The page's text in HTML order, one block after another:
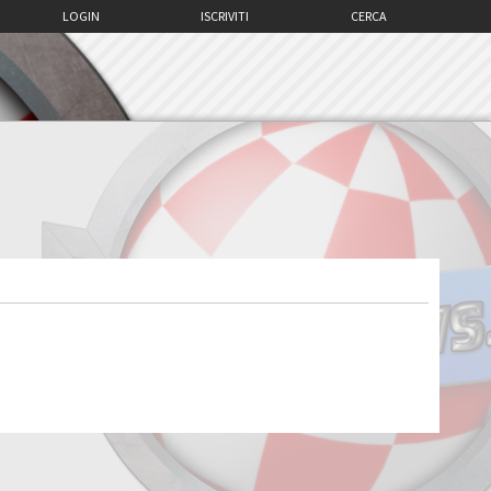
CERCA
ISCRIVITI
LOGIN